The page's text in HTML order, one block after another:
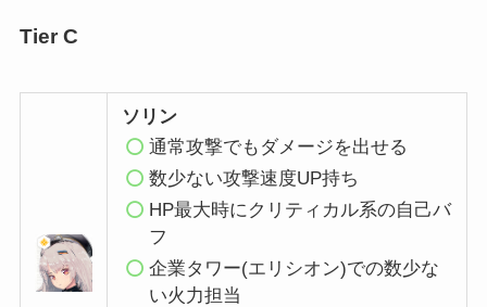
Tier C
ソリン
通常攻撃でもダメージを出せる
数少ない攻撃速度UP持ち
HP最大時にクリティカル系の自己バ
フ
企業タワー(エリシオン)での数少な
い火力担当